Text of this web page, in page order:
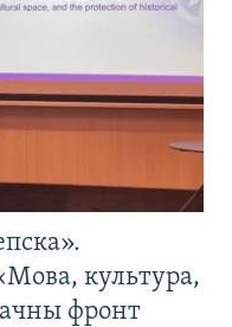
культура,
фронт